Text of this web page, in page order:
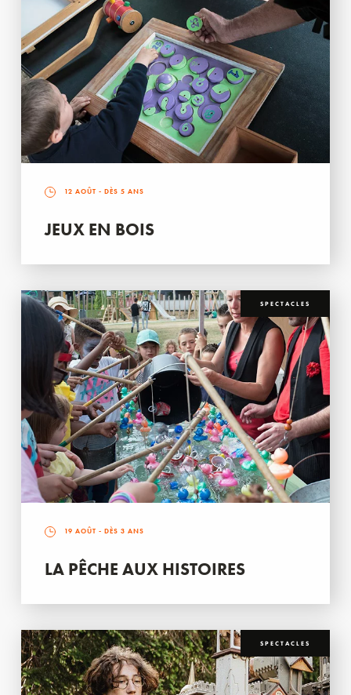
12 AOÛT - DÈS 5 ANS
JEUX EN BOIS
SPECTACLES
19 AOÛT - DÈS 3 ANS
LA PÊCHE AUX HISTOIRES
SPECTACLES